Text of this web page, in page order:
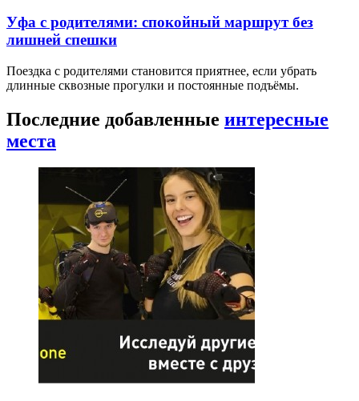
Уфа с родителями: спокойный маршрут без
лишней спешки
Поездка с родителями становится приятнее, если убрать
длинные сквозные прогулки и постоянные подъёмы.
Последние добавленные интересные
места